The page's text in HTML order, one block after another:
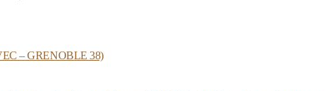
– GRENOBLE 38)